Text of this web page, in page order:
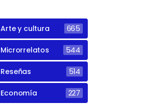
Arte y cultura 665
Microrrelatos 544
Reseñas 514
Economía 227